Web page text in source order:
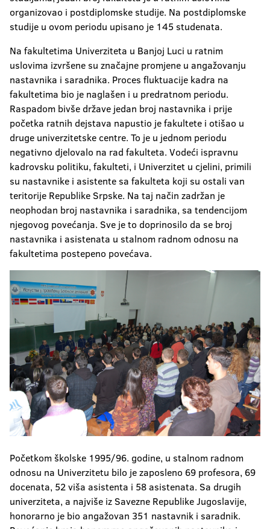
organizovao i postdiplomske studije. Na postdiplomske
studije u ovom periodu upisano je 145 studenata.
Na fakultetima Univerziteta u Banjoj Luci u ratnim
uslovima izvršene su značajne promjene u angažovanju
nastavnika i saradnika. Proces fluktuacije kadra na
fakultetima bio je naglašen i u predratnom periodu.
Raspadom bivše države jedan broj nastavnika i prije
početka ratnih dejstava napustio je fakultete i otišao u
druge univerzitetske centre. To je u jednom periodu
negativno djelovalo na rad fakulteta. Vodeći ispravnu
kadrovsku politiku, fakulteti, i Univerzitet u cjelini, primili
su nastavnike i asistente sa fakulteta koji su ostali van
teritorije Republike Srpske. Na taj način zadržan je
neophodan broj nastavnika i saradnika, sa tendencijom
njegovog povećanja. Sve je to doprinosilo da se broj
nastavnika i asistenata u stalnom radnom odnosu na
fakultetima postepeno povećava.
Početkom školske 1995/96. godine, u stalnom radnom
odnosu na Univerzitetu bilo je zaposleno 69 profesora, 69
docenata, 52 viša asistenta i 58 asistenata. Sa drugih
univerziteta, a najviše iz Savezne Republike Jugoslavije,
honorarno je bio angažovan 351 nastavnik i saradnik.